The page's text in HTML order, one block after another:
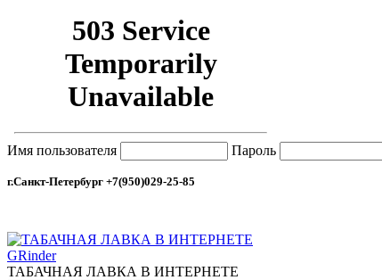
Имя пользователя Пароль
г.Санкт-Петербург +7(950)029-25-85
GRinder
ТАБАЧНАЯ ЛАВКА В ИНТЕРНЕТЕ